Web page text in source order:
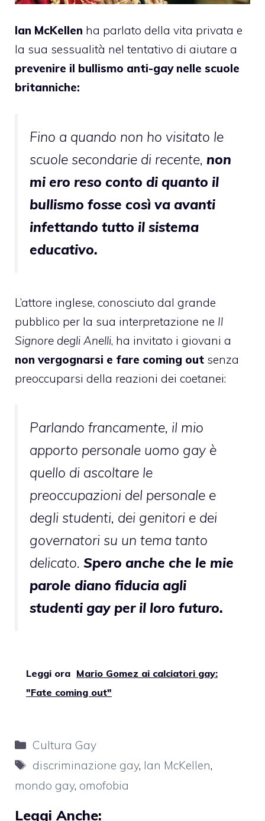
Ian McKellen ha parlato della vita privata e
la sua sessualità nel tentativo di aiutare a
prevenire il bullismo anti-gay nelle scuole
britanniche:
Fino a quando non ho visitato le
scuole secondarie di recente, non
mi ero reso conto di quanto il
bullismo fosse così va avanti
infettando tutto il sistema
educativo.
L’attore inglese, conosciuto dal grande
pubblico per la sua interpretazione ne Il
Signore degli Anelli, ha invitato i giovani a
non vergognarsi e fare coming out senza
preoccuparsi della reazioni dei coetanei:
Parlando francamente, il mio
apporto personale uomo gay è
quello di ascoltare le
preoccupazioni del personale e
degli studenti, dei genitori e dei
governatori su un tema tanto
delicato. Spero anche che le mie
parole diano fiducia agli
studenti gay per il loro futuro.
Leggi ora Mario Gomez ai calciatori gay:
"Fate coming out"
Categorie
Cultura Gay
Tag
discriminazione gay, Ian McKellen,
mondo gay, omofobia
Leggi Anche: